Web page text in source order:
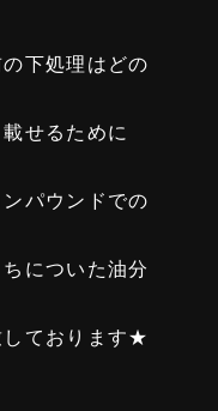
下処理はどの
せるために
パウンドでの
についた油分
しております★